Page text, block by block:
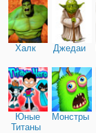
Халк Джедаи
Юные
Титаны
Монстры